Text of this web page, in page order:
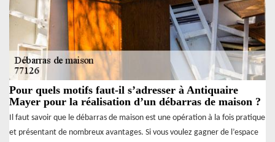
Pour quels motifs faut-il s’adresser à Antiquaire
Mayer pour la réalisation d’un débarras de maison ?
Il faut savoir que le débarras de maison est une opération à la fois pratique
et présentant de nombreux avantages. Si vous voulez gagner de l’espace